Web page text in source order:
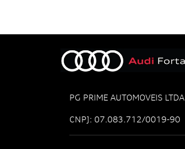
PG PRIME AUTOMOVEIS LTDA
CNPJ: 07.083.712/0019-90